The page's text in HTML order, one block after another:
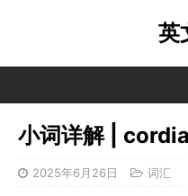
英
小词详解 |
2025年6月26日 词汇